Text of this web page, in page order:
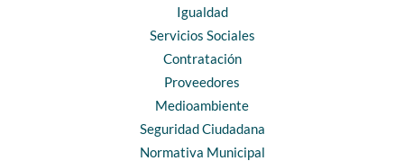
Igualdad
Servicios Sociales
Contratación
Proveedores
Medioambiente
Seguridad Ciudadana
Normativa Municipal